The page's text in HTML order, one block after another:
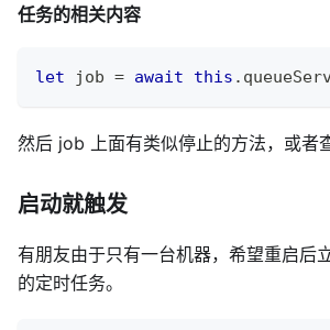
任务的相关内容
let job = await this .
然后 job 上面有类似停止的方法，或者
启动就触发
有朋友由于只有一台机器，希望重启后
的定时任务。